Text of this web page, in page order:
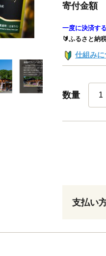
寄付金額
一度に決済する
🔰ふるさと納
仕組み
数量
支払い